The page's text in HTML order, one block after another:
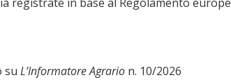
su L’Informatore Agrario n. 10/2026